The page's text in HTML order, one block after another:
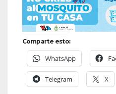
Comparte esto:
WhatsApp
Telegram X